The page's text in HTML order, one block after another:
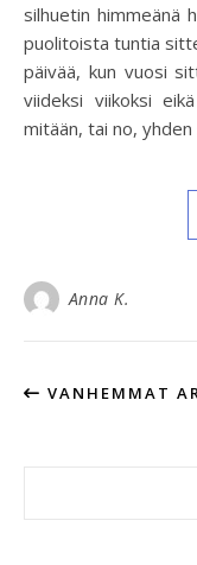
silhuetin himmeänä
puolitoista tuntia
päivää, kun vuosi
viideksi viikoksi
mitään, tai no,
Anna K.
VANHEMMAT